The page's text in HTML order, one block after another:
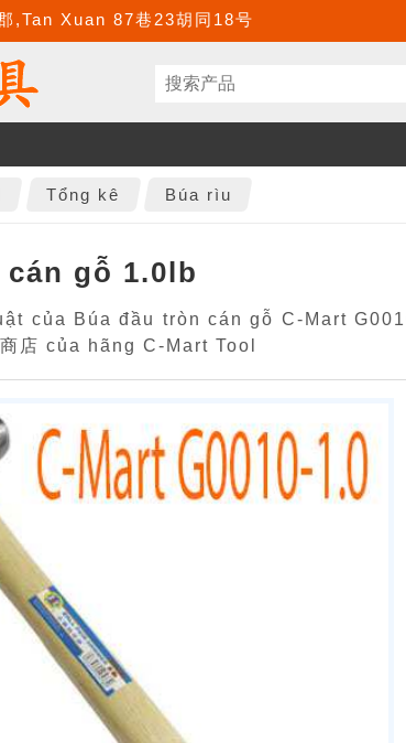
,Tan Xuan 87巷23胡同18号
Tổng kê Búa rìu
gỗ 1.0lb
của Búa đầu tròn cán gỗ C-Mart
店 của hãng C-Mart Tool